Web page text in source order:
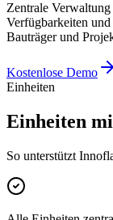
Zentrale
Verfügbarkeiten
Bauträger und
Kostenlose Demo
Einheiten
Einheiten
So unterstützt